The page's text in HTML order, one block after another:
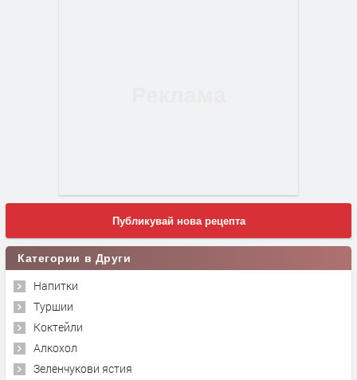
Публикувай нова рецепта
Категории в Други
Напитки
Туршии
Коктейли
Алкохол
Зеленчукови ястия